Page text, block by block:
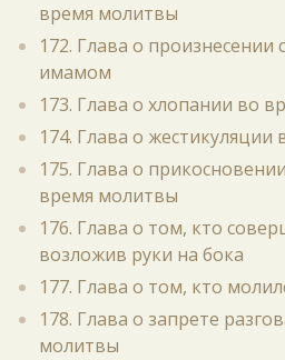
время молитвы
172. Глава о произнесении
имамом
173. Глава о хлопании во
174. Глава о
175. Глава о
время молитвы
176. Глава о том, кто
возложив руки на бока
177. Глава о том, кто
178. Глава о запрете
молитвы